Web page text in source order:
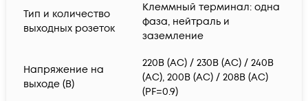
Тип и количество
выходных розеток
Клеммный терминал: одна
фаза, нейтраль и
заземление
Напряжение на
выходе (В)
220В (АС) / 230В (АС) / 240В
(АС), 200В (АС) / 208В (АС)
(PF=0.9)